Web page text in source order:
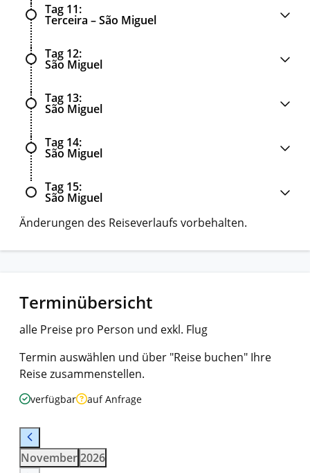
Tag 11
Terceira – São Miguel
Tag 12
São Miguel
Tag 13
São Miguel
Tag 14
São Miguel
Tag 15
São Miguel
Änderungen des Reiseverlaufs vorbehalten.
Terminübersicht
alle Preise pro Person und exkl. Flug
Termin auswählen und über "Reise buchen" Ihre
Reise zusammenstellen.
verfügbar auf Anfrage
November2026